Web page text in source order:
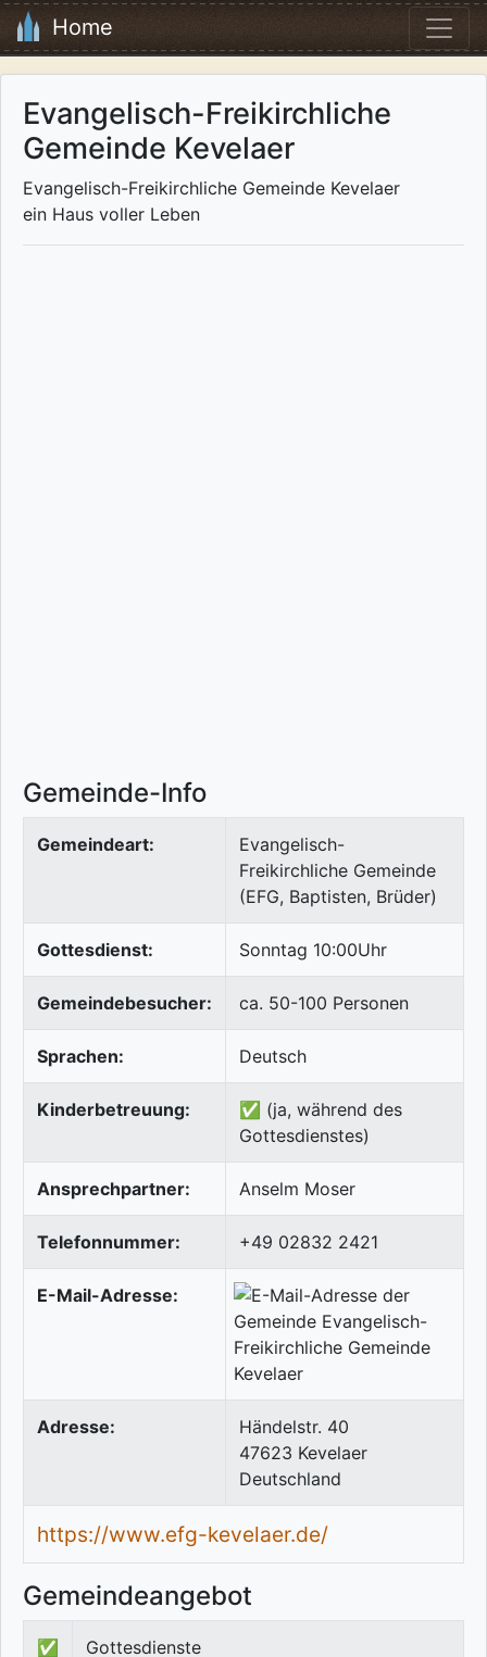
Home
Evangelisch-Freikirchliche
Gemeinde Kevelaer
Evangelisch-Freikirchliche Gemeinde Kevelaer
ein Haus voller Leben
Gemeinde-Info
Gemeindeart:
Evangelisch-
Freikirchliche Gemeinde
(EFG, Baptisten, Brüder)
Gottesdienst: Sonntag 10:00Uhr
Gemeindebesucher: ca. 50-100 Personen
Sprachen: Deutsch
Kinderbetreuung:
✅ (ja, während des
Gottesdienstes)
Ansprechpartner: Anselm Moser
Telefonnummer: +49 02832 2421
E-Mail-Adresse:
Adresse:
Händelstr. 40
47623 Kevelaer
Deutschland
https://www.efg-kevelaer.de/
Gemeindeangebot
✅ Gottesdienste